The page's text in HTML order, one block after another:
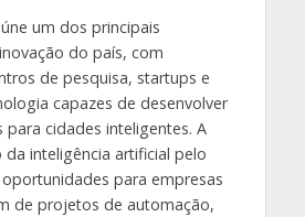
um dos principais
do país, com
de pesquisa, startups e
capazes de desenvolver
para cidades inteligentes. A
inteligência artificial pelo
para empresas
de projetos de automação,